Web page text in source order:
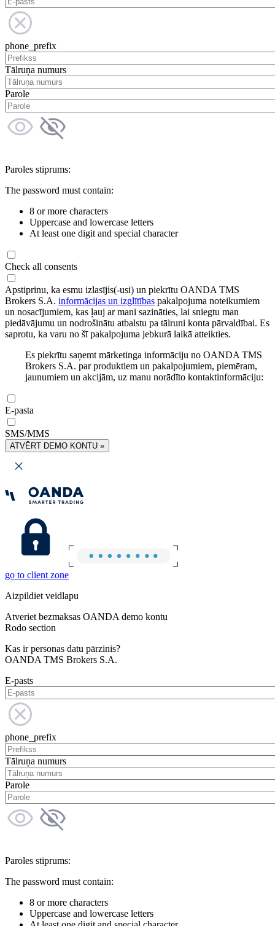
phone_prefix
Tālruņa numurs
Parole
Paroles stiprums:
The password must contain:
8 or more characters
Uppercase and lowercase letters
At least one digit and special character
Check all consents
Apstiprinu, ka esmu izlasījis(-usi) un piekrītu OANDA TMS
Brokers S.A. informācijas un izglītības pakalpojuma noteikumiem
un nosacījumiem, kas ļauj ar mani sazināties, lai sniegtu man
piedāvājumu un nodrošinātu atbalstu pa tālruni konta pārvaldībai. Es
saprotu, ka varu no šī pakalpojuma jebkurā laikā atteikties.
Es piekrītu saņemt mārketinga informāciju no OANDA TMS
Brokers S.A. par produktiem un pakalpojumiem, piemēram,
jaunumiem un akcijām, uz manu norādīto kontaktinformāciju:
E-pasta
SMS/MMS
ATVĒRT DEMO KONTU »
go to client zone
Aizpildiet veidlapu
Atveriet bezmaksas OANDA demo kontu
Rodo section
Kas ir personas datu pārzinis?
OANDA TMS Brokers S.A.
E-pasts
phone_prefix
Tālruņa numurs
Parole
Paroles stiprums:
The password must contain:
8 or more characters
Uppercase and lowercase letters